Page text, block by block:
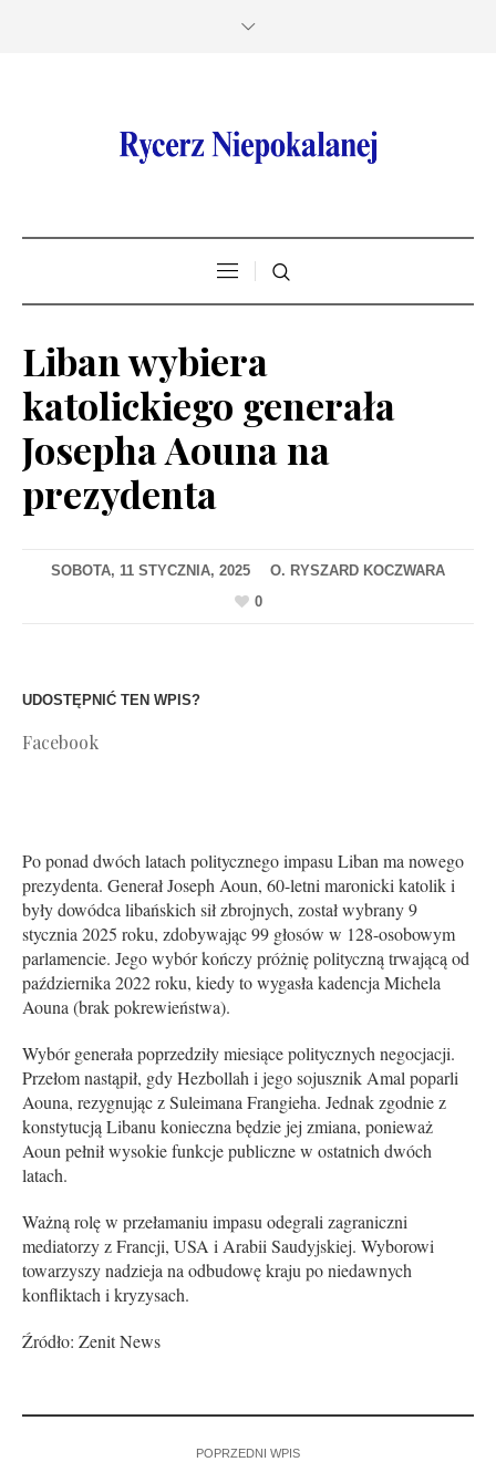
Liban wybiera
katolickiego generała
Josepha Aouna na
prezydenta
SOBOTA, 11 STYCZNIA, 2025
0
UDOSTĘPNIĆ TEN WPIS?
Facebook
Po ponad dwóch latach politycznego impasu Liban ma nowego
prezydenta. Generał Joseph Aoun, 60-letni maronicki katolik i
były dowódca libańskich sił zbrojnych, został wybrany 9
stycznia 2025 roku, zdobywając 99 głosów w 128-osobowym
parlamencie. Jego wybór kończy próżnię polityczną trwającą od
października 2022 roku, kiedy to wygasła kadencja Michela
Aouna (brak pokrewieństwa).
Wybór generała poprzedziły miesiące politycznych negocjacji.
Przełom nastąpił, gdy Hezbollah i jego sojusznik Amal poparli
Aouna, rezygnując z Suleimana Frangieha. Jednak zgodnie z
konstytucją Libanu konieczna będzie jej zmiana, ponieważ
Aoun pełnił wysokie funkcje publiczne w ostatnich dwóch
latach.
Ważną rolę w przełamaniu impasu odegrali zagraniczni
mediatorzy z Francji, USA i Arabii Saudyjskiej. Wyborowi
towarzyszy nadzieja na odbudowę kraju po niedawnych
konfliktach i kryzysach.
Źródło: Zenit News
POPRZEDNI WPIS